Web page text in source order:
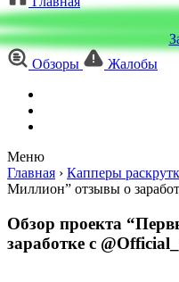
Обзоры
Жалобы
Меню
Главная › Капперы
Миллион” отзывы о
Обзор проекта
заработке с